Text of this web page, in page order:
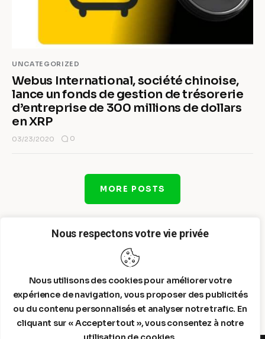
Nous respectons votre vie privée
Nous utilisons des cookies pour améliorer votre
expérience de navigation, vous proposer des publicités
ou du contenu personnalisés et analyser notre trafic. En
cliquant sur « Accepter tout », vous consentez à notre
UNCATEGORIZED
Webus International, société chinoise,
lance un fonds de gestion de trésorerie
d’entreprise de 300 millions de dollars
en XRP
03/23/2020 0
MORE POSTS